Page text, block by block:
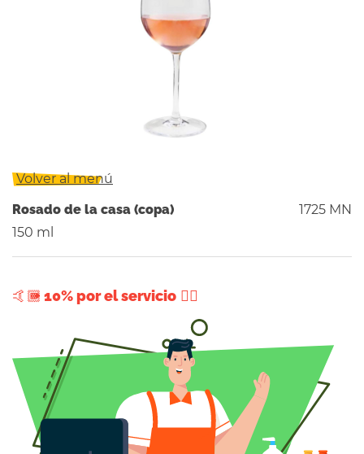
Volver al menú
Rosado de la casa (copa)
1725 MN
150 ml
+ 10% por el servicio